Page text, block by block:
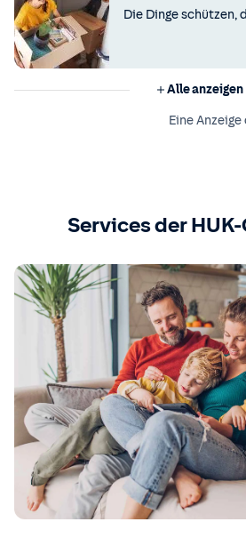
Die Dinge schützen,
Alle anzeigen
Eine Anzeige
Services der HUK-